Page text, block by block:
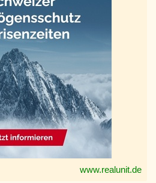
www.realunit.de